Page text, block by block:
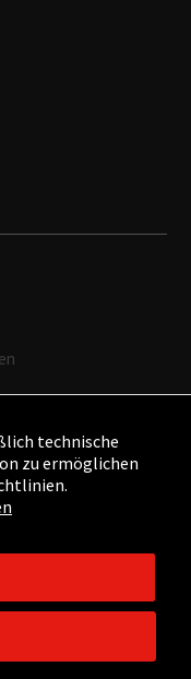
Todos los derechos
de Cookies
technische
zu ermöglichen